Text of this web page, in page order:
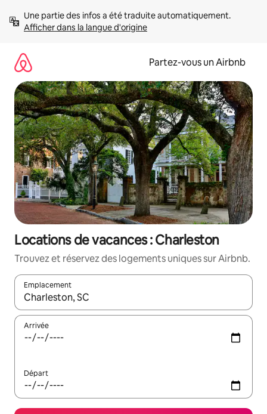
directement
Afficher dans la langue d'origine
Partez-vous un Airbnb
Locations de vacances : Charleston
Trouvez et réservez des logements uniques sur Airbnb.
Emplacement
Quand les résultats sont affichés, parcourez-les en utilisant
Arrivée
Départ